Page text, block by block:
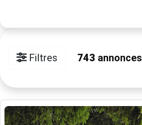
Filtres 743 annonces